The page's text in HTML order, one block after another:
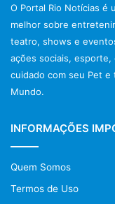
O Portal Rio Notícias é
melhor sobre
teatro, shows e
ações sociais, esporte,
cuidado com seu Pet e
Mundo.
INFORMAÇÕES
Quem Somos
Termos de Uso